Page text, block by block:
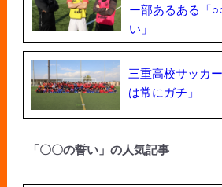
ー部あるある「
い」
三重高校サッカ
は常にガチ」
「〇〇の誓い」の人気記事